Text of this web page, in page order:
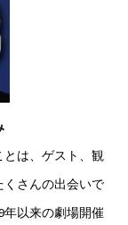
とは、ゲスト、観
さんの出会いで
年以来の劇場開催